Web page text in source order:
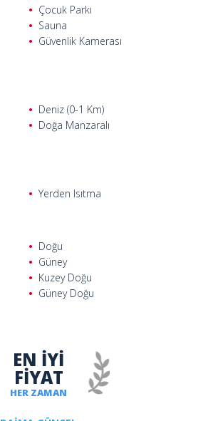
Çocuk Parkı
Sauna
Güvenlik Kamerası
Deniz (0-1 Km)
Doğa Manzaralı
Yerden Isıtma
Doğu
Güney
Kuzey Doğu
Güney Doğu
HER ZAMAN
EN İYİ
FİYAT